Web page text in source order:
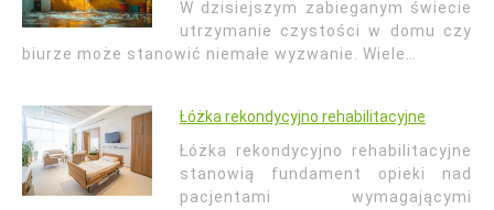
W dzisiejszym zabieganym świecie
utrzymanie czystości w domu czy
biurze może stanowić niemałe wyzwanie. Wiele…
Łóżka rekondycyjno rehabilitacyjne
Łóżka rekondycyjno rehabilitacyjne
stanowią fundament opieki nad
pacjentami wymagającymi